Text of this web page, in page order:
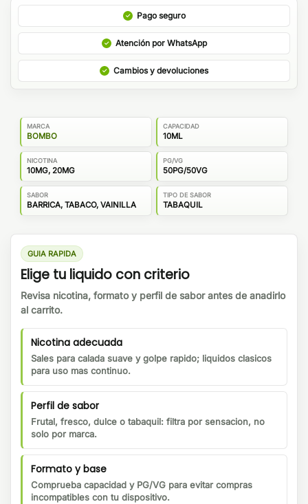
Pago seguro
Atención por WhatsApp
Cambios y devoluciones
MARCA
BOMBO
CAPACIDAD
10ML
NICOTINA
10MG, 20MG
PG/VG
50PG/50VG
SABOR
BARRICA, TABACO, VAINILLA
TIPO DE SABOR
TABAQUIL
GUIA RAPIDA
Elige tu liquido con criterio
Revisa nicotina, formato y perfil de sabor antes de anadirlo
al carrito.
Nicotina adecuada
Sales para calada suave y golpe rapido; liquidos clasicos
para uso mas continuo.
Perfil de sabor
Frutal, fresco, dulce o tabaquil: filtra por sensacion, no
solo por marca.
Formato y base
Comprueba capacidad y PG/VG para evitar compras
incompatibles con tu dispositivo.